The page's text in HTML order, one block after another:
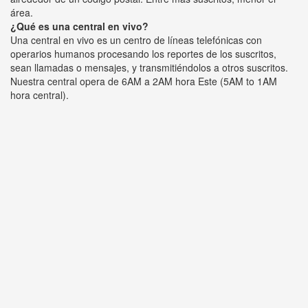
área.
¿Qué es una central en vivo?
Una central en vivo es un centro de líneas telefónicas con
operarios humanos procesando los reportes de los suscritos,
sean llamadas o mensajes, y transmitiéndolos a otros suscritos.
Nuestra central opera de 6AM a 2AM hora Este (5AM to 1AM
hora central).